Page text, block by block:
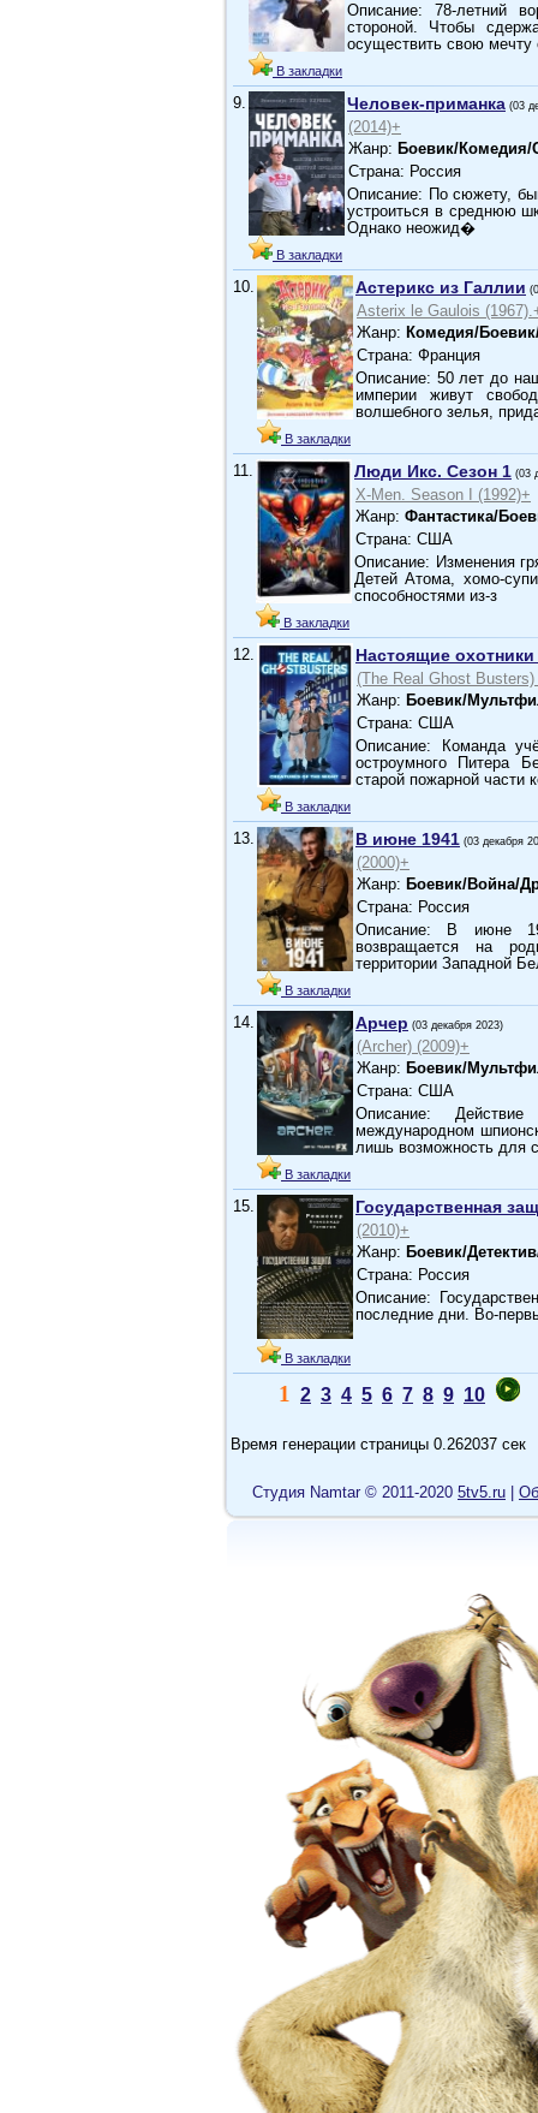
В закладки
Описание: 78-летний
стороной. Чтобы
осуществить свою
9.
В закладки
Человек-приманка (03
(2014)+
Жанр: Боевик/Комедия/
Страна: Россия
Описание: По сюжету,
устроиться в среднюю
Однако неожид�
10.
В закладки
Астерикс из Галлии
Asterix le Gaulois
Жанр: Комедия/
Страна: Франция
Описание: 50 лет до
империи живут
волшебного зелья,
11.
В закладки
Люди Икс. Сезон 1 (03
X-Men. Season I (1992)+
Жанр: Фантастика/
Страна: США
Описание: Изменения
Детей Атома, хомо-
способностями из-з
12.
В закладки
Настоящие
(The Real Ghost Busters)
Жанр: Боевик/
Страна: США
Описание: Команда
остроумного Питера
старой пожарной части
13.
В закладки
В июне 1941 (03 декабря
(2000)+
Жанр: Боевик/Война/
Страна: Россия
Описание: В июне
возвращается на
территории Западной
14.
В закладки
Арчер (03 декабря 2023)
(Archer) (2009)+
Жанр: Боевик/
Страна: США
Описание:
международном
лишь возможность для
15.
В закладки
Государственная
(2010)+
Жанр: Боевик/
Страна: Россия
Описание:
последние дни. Во-
1 2 3 4 5 6 7 8 9 10
Время генерации страницы 0.262037 сек
Cтудия Namtar © 2011-2020 5tv5.ru